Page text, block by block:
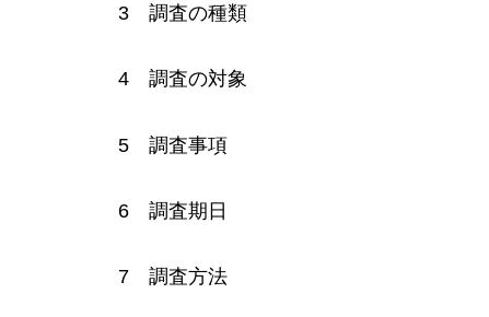
3 調査の種類
4 調査の対象
5 調査事項
6 調査期日
7 調査方法